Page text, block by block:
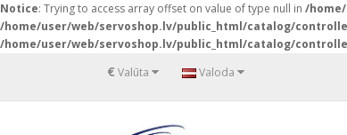
Notice: Trying to access array offset on value of type null in /
/home/user/web/servoshop.lv/public_html/catalog/
/home/user/web/servoshop.lv/public_html/catalog/
€ Valūta Valoda